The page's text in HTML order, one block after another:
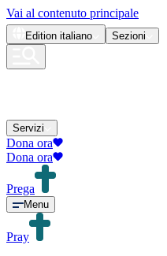
Vai al contenuto principale
Edition italiano Sezioni
Servizi
Dona ora
Dona ora
Prega
Menu
Pray